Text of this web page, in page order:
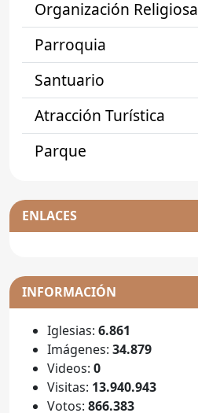
Organización Religiosa
Parroquia
Santuario
Atracción Turística
Parque
ENLACES
INFORMACIÓN
Iglesias: 6.861
Imágenes: 34.879
Videos: 0
Visitas: 13.940.943
Votos: 866.383